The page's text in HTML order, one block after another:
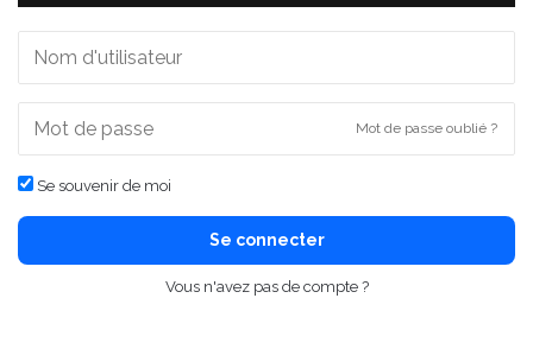
Mot de passe oublié ?
Se souvenir de moi
Se connecter
Vous n'avez pas de compte ?